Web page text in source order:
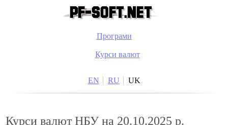
Програми
Курси валют
EN RU UK
Курси валют НБУ на 20.10.2025 р.